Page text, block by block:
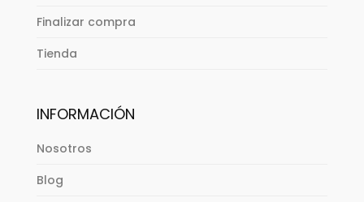
Finalizar compra
Tienda
INFORMACIÓN
Nosotros
Blog